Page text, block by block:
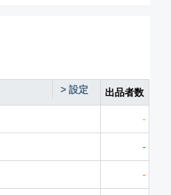
> 設定 出品者数
-
-
-